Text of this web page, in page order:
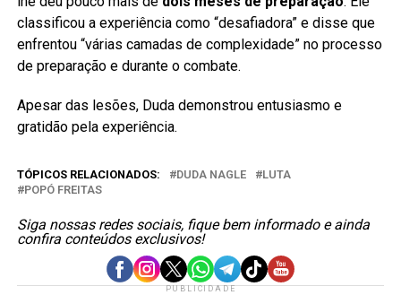
classificou a experiência como “desafiadora” e disse que
enfrentou “várias camadas de complexidade” no processo
de preparação e durante o combate.
Apesar das lesões, Duda demonstrou entusiasmo e
gratidão pela experiência.
TÓPICOS RELACIONADOS: DUDA NAGLE
LUTA
POPÓ FREITAS
Siga nossas redes sociais, fique bem informado e ainda
confira conteúdos exclusivos!
PUBLICIDADE